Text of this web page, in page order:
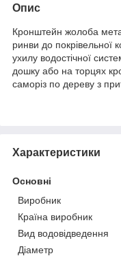
Опис
Кронштейн жолоба
ринви до покрівельної
ухилу водостічної
дошку або на торцях
саморіз по дереву з
Характеристики
Основні
Виробник
Країна виробник
Вид водовідведення
Діаметр